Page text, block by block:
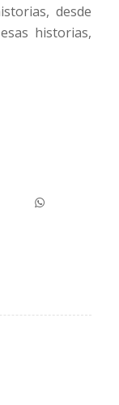
desde
historias,